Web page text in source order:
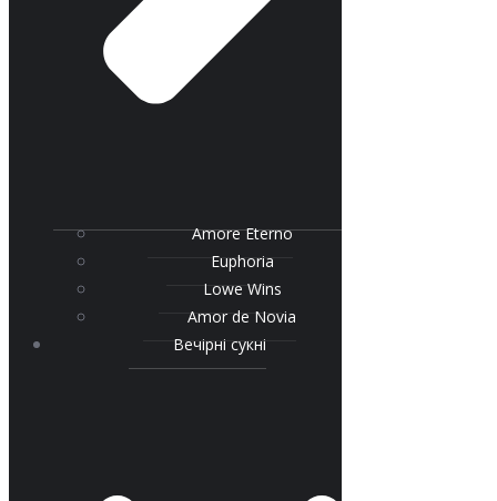
Amore Eterno
Euphoria
Lowe Wins
Amor de Novia
Вечірні сукні